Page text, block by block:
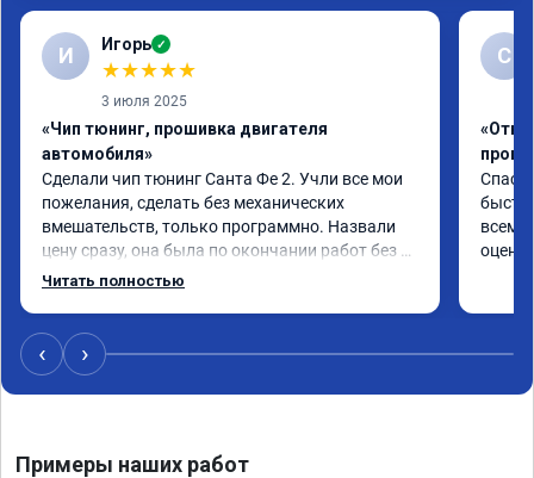
И Игорь ✓
★★★★★
3 июля 2025
«Чип тюнинг, прошивка двигателя
автомобиля»
Сделали чип тюнинг Санта Фе 2. Учли все мои
пожелания, сделать без механических
вмешательств, только программно. Назвали
цену сразу, она была по окончании работ без
изменений. Александр профи своего дела,
и процветания сервису!!!
Читать полностью
С
всем
‹ ›
Примеры наших работ